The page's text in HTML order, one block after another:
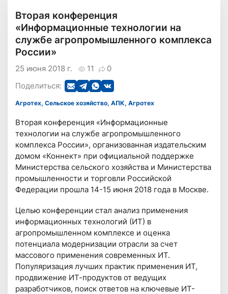
Вторая конференция
«Информационные технологии на
службе агропромышленного комплекса
России»
11 0
25 июня 2018 г.
Поделиться:
Агротех, Сельское хозяйство, АПК, Агротех
Вторая конференция «Информационные
технологии на службе агропромышленного
комплекса России», организованная издательским
домом «Коннект» при официальной поддержке
Министерства сельского хозяйства и Министерства
промышленности и торговли Российской
Федерации прошла 14-15 июня 2018 года в Москве.
Целью конференции стал анализ применения
информационных технологий (ИТ) в
агропромышленном комплексе и оценка
потенциала модернизации отрасли за счет
массового применения современных ИТ.
Популяризация лучших практик применения ИТ,
продвижение ИТ-продуктов от ведущих
разработчиков, поиск ответов на ключевые ИТ-